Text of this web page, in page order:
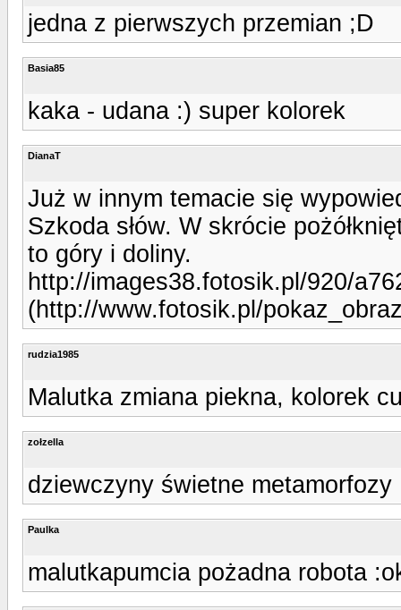
jedna z pierwszych przemian ;D
Basia85
kaka - udana :) super kolorek
DianaT
Już w innym temacie się
Szkoda słów. W skrócie
to góry i doliny.
http://images38.fotosik.pl/920/
(http://www.fotosik.pl/
rudzia1985
Malutka zmiana piekna, kolorek
zołzella
dziewczyny świetne metamorfozy
Paulka
malutkapumcia pożadna robota